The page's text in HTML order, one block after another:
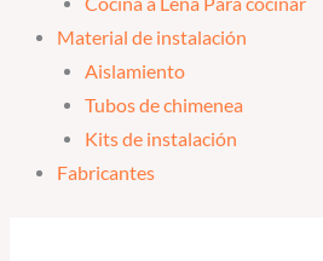
Material de instalación
Aislamiento
Tubos de chimenea
Kits de instalación
Fabricantes